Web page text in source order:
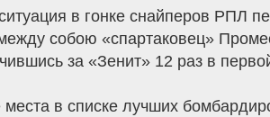
в гонке снайперов РПЛ
собою «спартаковец»
за «Зенит» 12 раз в
места в списке лучших